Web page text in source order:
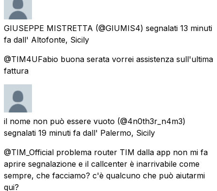
GIUSEPPE MISTRETTA (@GIUMIS4) segnalati 13 minuti
fa dall' Altofonte, Sicily
@TIM4UFabio buona serata vorrei assistenza sull'ultima
fattura
il nome non può essere vuoto (@4n0th3r_n4m3)
segnalati 19 minuti fa dall' Palermo, Sicily
@TIM_Official problema router TIM dalla app non mi fa
aprire segnalazione e il callcenter è inarrivabile come
sempre, che facciamo? c'è qualcuno che può aiutarmi
qui?